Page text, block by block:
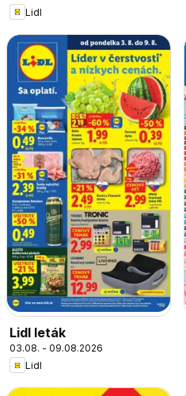
Lidl
Lidl leták
03.08. - 09.08.2026
Lidl